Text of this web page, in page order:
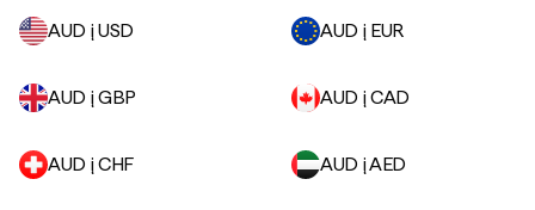
AUD į USD
AUD į EUR
AUD į GBP AUD į CAD
AUD į CHF AUD į AED